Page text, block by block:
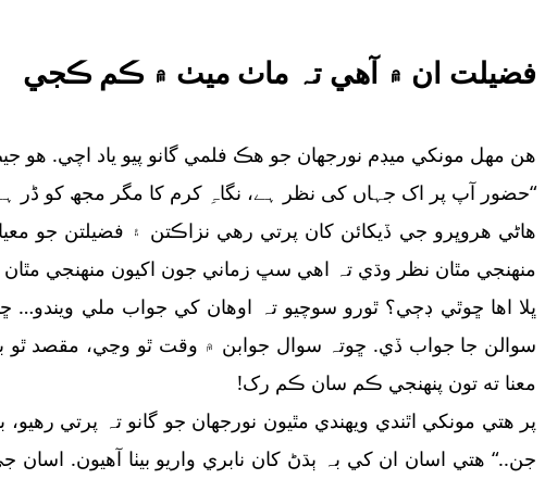
فضيلت ان ۾ آهي تہ ماٺ ميٺ ۾ ڪم ڪجي
هن مھل مونکي ميڊم نورجھان جو هڪ فلمي گانو پيو ياد اچي.
“حضور آپ پر اک جہاں کی نظر ہے، نگاہِ کرم کا مگر مجھ کو ڈر
هاڻي هروڀرو جي ڏيکائن کان پرتي رهي نزاڪتن ۽ فضيلتن جو
منھنجي مٿان نظر وڌي تہ اهي سڀ زماني جون اکيون منھنجي
ڀلا اها ڇوٿي ڊڄي؟ ٿورو سوچيو تہ اوهان کي جواب ملي
سوالن جا جواب ڏي. ڇوتہ سوال جوابن ۾ وقت ٿو وڃي، مقصد ٿو
معنا ته تون پنھنجي ڪم سان ڪم رک!
پر هتي مونکي اٿندي ويھندي مٿيون نورجھان جو گانو تہ پرتي
جن..“ هتي اسان ان کي بہ ٻڌڻ کان نابري واريو بيٺا آهيون.